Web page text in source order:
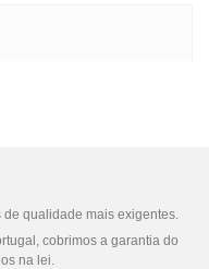
de qualidade mais exigentes.
cobrimos a garantia do
na lei.